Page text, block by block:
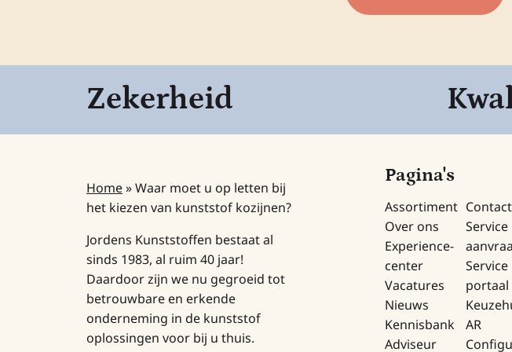
Zekerheid
Home»Waar moet u op letten bij
het kiezen van kunststof kozijnen?
Jordens Kunststoffen bestaat al
sinds 1983, al ruim 40 jaar!
Daardoor zijn we nu gegroeid tot
betrouwbare en erkende
onderneming in de kunststof
oplossingen voor bij u thuis.
Pagina's
Assortiment
Over ons
Experience-
center
Vacatures
Nieuws
Kennisbank
Adviseur
Contact
Service
Service
portaal
AR